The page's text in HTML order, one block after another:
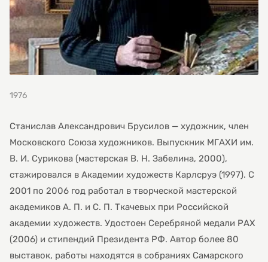
1976
Станислав Александрович Брусилов — художник, член
Московского Союза художников. Выпускник МГАХИ им.
В. И. Сурикова (мастерская В. Н. Забелина, 2000),
стажировался в Академии художеств Карлсруэ (1997). С
2001 по 2006 год работал в творческой мастерской
академиков А. П. и С. П. Ткачевых при Российской
академии художеств. Удостоен Серебряной медали РАХ
(2006) и стипендий Президента РФ. Автор более 80
выставок, работы находятся в собраниях Самарского